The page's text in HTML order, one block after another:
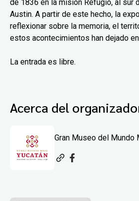
de 1836 en la misión Refugio, al sur
Austin. A partir de este hecho, la
reflexionar sobre la memoria, el
estos acontecimientos han dejado
La entrada es libre.
Acerca del
Gran Museo del Mundo